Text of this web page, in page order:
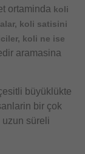
ortaminda koli
koli satisini
koli ne ise
aramasina
büyüklükte
bir çok
uzun süreli